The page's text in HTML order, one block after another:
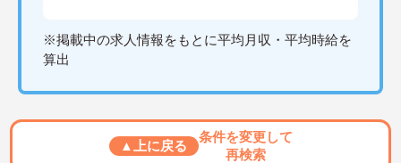
※掲載中の求人情報をもとに平均月収・平均時給を
算出
▲上に戻る
条件を変更して
再検索